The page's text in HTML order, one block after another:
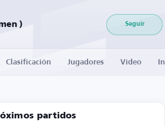
( Yemen ) Seguir
Clasificación Jugadores Vídeo
partidos